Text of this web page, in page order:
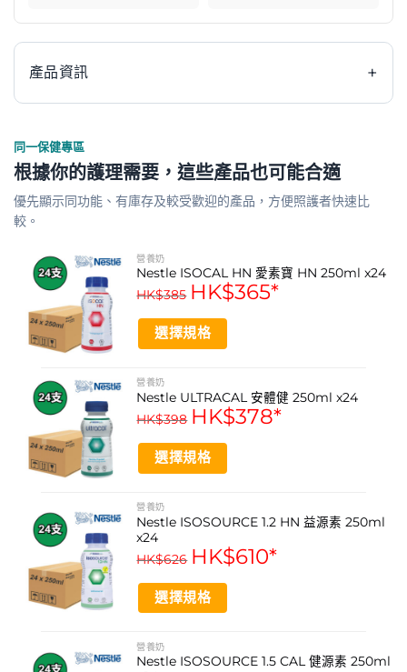
產品資訊 +
雀巢 Nestle Resource 2.0 力源素是一款專為需要額外營
營養，能量密度為每毫升2.0千卡，能有效滿足日常能量與
質，提供溫和易吸收的營養支持。其順滑的呍呢嗱口味易於
入口，既可作為口服營養補充劑，亦適用於管飼，為不同健
康狀況的使用者提供便利、可靠的營養解決方案。
產品功效
高能量密度 (2.0 kcal/ml)
適合乳糖不耐受人士
不含麩質
提供完整均衡營養
呍呢嗱口味易於接受
適用於口服及管飼
產品功能
提供日常能量與營養補充
作為兩餐之間的營養點心
同一保健專區
根據你的護理需要，這些產品也可能合適
優先顯示同功能、有庫存及較受歡迎的產品，方便照護者快速比
較。
營養奶
Nestle ISOCAL HN 愛素寶 HN 250ml x24
HK$385 HK$365*
選擇規格
product
has
multiple
The
options
be
chosen
product
page
營養奶
Nestle ULTRACAL 安體健 250ml x24
HK$398 HK$378*
選擇規格
product
has
multiple
variants.
options
may
chosen
營養奶
Nestle ISOSOURCE 1.2 HN 益源素 250ml
x24
HK$626 HK$610*
選擇規格
product
has
營養奶
Nestle ISOSOURCE 1.5 CAL 健源素 250ml